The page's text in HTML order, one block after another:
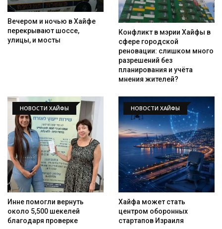
Вечером и ночью в Хайфе
перекрывают шоссе,
улицы, и мосты
Конфликт в мэрии Хайфы в
сфере городской
реновации: слишком много
разрешений без
планирования и учёта
мнения жителей?
НОВОСТИ ХАЙФЫ
Инне помогли вернуть
около 5,500 шекелей
благодаря проверке
НОВОСТИ ХАЙФЫ
Хайфа может стать
центром оборонных
стартапов Израиля